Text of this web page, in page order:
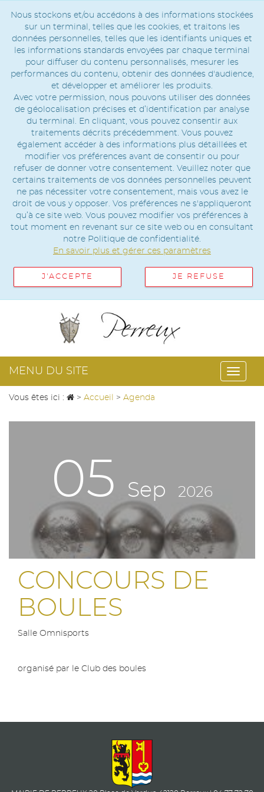
Nous stockons et/ou accédons à des informations stockées
sur un terminal, telles que les cookies, et traitons les
données personnelles, telles que les identifiants uniques et
les informations standards envoyées par chaque terminal
pour diffuser du contenu personnalisés, mesurer les
performances du contenu, obtenir des données d'audience,
et développer et améliorer les produits.
Avec votre permission, nous pouvons utiliser des données
de géolocalisation précises et d’identification par analyse
du terminal. En cliquant, vous pouvez consentir aux
traitements décrits précédemment. Vous pouvez
également accéder à des informations plus détaillées et
modifier vos préférences avant de consentir ou pour
refuser de donner votre consentement. Veuillez noter que
certains traitements de vos données personnelles peuvent
ne pas nécessiter votre consentement, mais vous avez le
droit de vous y opposer. Vos préférences ne s'appliqueront
qu’à ce site web. Vous pouvez modifier vos préférences à
tout moment en revenant sur ce site web ou en consultant
notre Politique de confidentialité.
En savoir plus et gérer ces paramètres
J'ACCEPTE JE REFUSE
MENU DU SITE
Vous êtes ici : > Accueil > Agenda
05 Sep 2026
CONCOURS DE
BOULES
Salle Omnisports
organisé par le Club des boules